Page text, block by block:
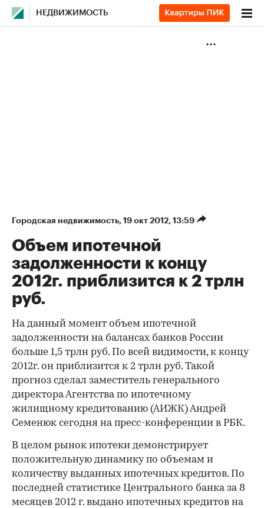
НЕДВИЖИМОСТЬ
Городская недвижимость⁠, 19 окт 2012, 13:59
Объем ипотечной
задолженности к концу
2012г. приблизится к 2 трлн
руб.
На данный момент объем ипотечной
задолженности на балансах банков России
больше 1,5 трлн руб. По всей видимости, к концу
2012г. он приблизится к 2 трлн руб. Такой
прогноз сделал заместитель генерального
директора Агентства по ипотечному
жилищному кредитованию (АИЖК) Андрей
Семенюк сегодня на пресс-конференции в РБК.
В целом рынок ипотеки демонстрирует
положительную динамику по объемам и
количеству выданных ипотечных кредитов. По
последней статистике Центрального банка за 8
месяцев 2012 г. выдано ипотечных кредитов на